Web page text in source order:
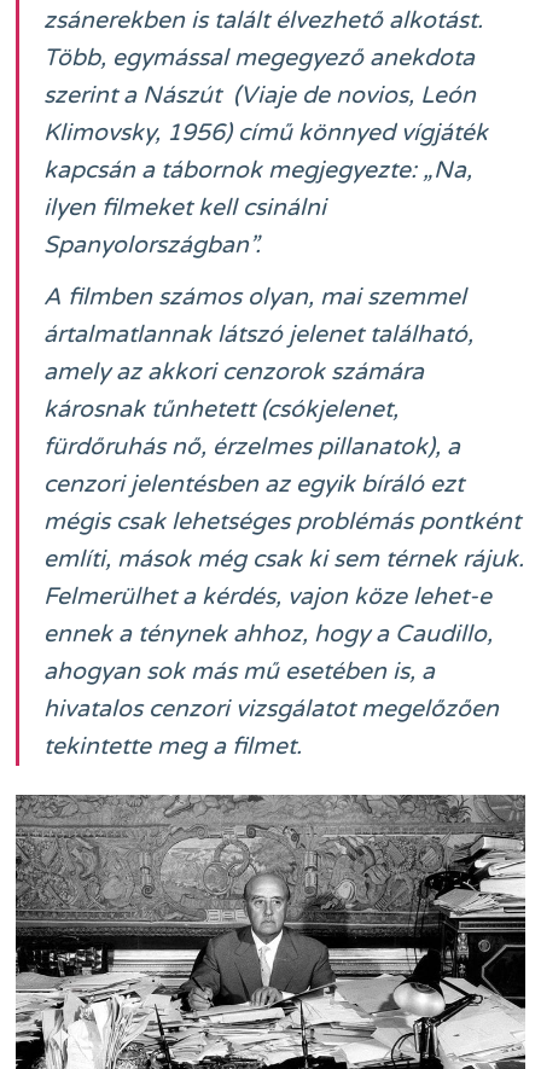
zsánerekben is talált élvezhető alkotást.
Több, egymással megegyező anekdota
szerint a Nászút(Viaje de novios, León
Klimovsky, 1956) című könnyed vígjáték
kapcsán a tábornok megjegyezte: „Na,
ilyen filmeket kell csinálni
Spanyolországban”.
A filmben számos olyan, mai szemmel
ártalmatlannak látszó jelenet található,
amely az akkori cenzorok számára
károsnak tűnhetett (csókjelenet,
fürdőruhás nő, érzelmes pillanatok), a
cenzori jelentésben az egyik bíráló ezt
mégis csak lehetséges problémás pontként
említi, mások még csak ki sem térnek rájuk.
Felmerülhet a kérdés, vajon köze lehet-e
ennek a ténynek ahhoz, hogy a Caudillo,
ahogyan sok más mű esetében is, a
hivatalos cenzori vizsgálatot megelőzően
tekintette meg a filmet.